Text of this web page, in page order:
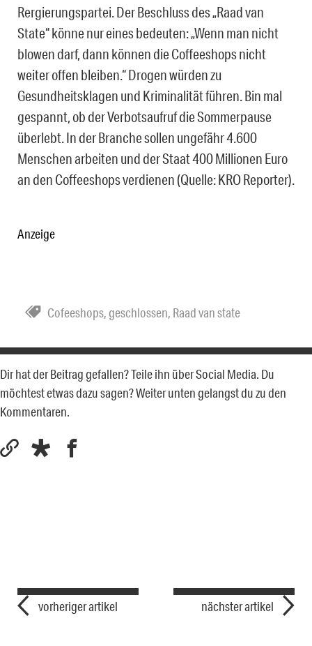
Rergierungspartei. Der Beschluss des „Raad van
State“ könne nur eines bedeuten: „Wenn man nicht
blowen darf, dann können die Coffeeshops nicht
weiter offen bleiben.“ Drogen würden zu
Gesundheitsklagen und Kriminalität führen. Bin mal
gespannt, ob der Verbotsaufruf die Sommerpause
überlebt. In der Branche sollen ungefähr 4.600
Menschen arbeiten und der Staat 400 Millionen Euro
an den Coffeeshops verdienen (Quelle: KRO Reporter).
Anzeige
Cofeeshops, geschlossen, Raad van state
Dir hat der Beitrag gefallen? Teile ihn über Social Media. Du
möchtest etwas dazu sagen? Weiter unten gelangst du zu den
Kommentaren.
vorheriger artikel nächster artikel